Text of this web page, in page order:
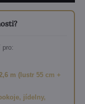
pro:
m (lustr 55 cm +
jídelny,